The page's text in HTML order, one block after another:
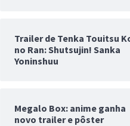
Trailer de Tenka Touitsu
no Ran: Shutsujin! Sanka
Yoninshuu
Megalo Box: anime ganha
novo trailer e pôster